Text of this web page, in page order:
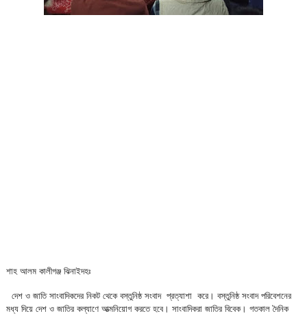
শাহ আলম কালীগঞ্জ ঝিনাইদহঃ
দেশ ও জাতি সাংবাদিকদের নিকট থেকে বস্তুনিষ্ঠ সংবাদ প্রত্যাশা করে। বস্তুনিষ্ঠ সংবাদ পরিবেশনের
মধ্য দিয়ে দেশ ও জাতির কল্যাণে আত্মনিয়োগ করতে হবে। সাংবাদিকরা জাতির বিবেক। গতকাল দৈনিক